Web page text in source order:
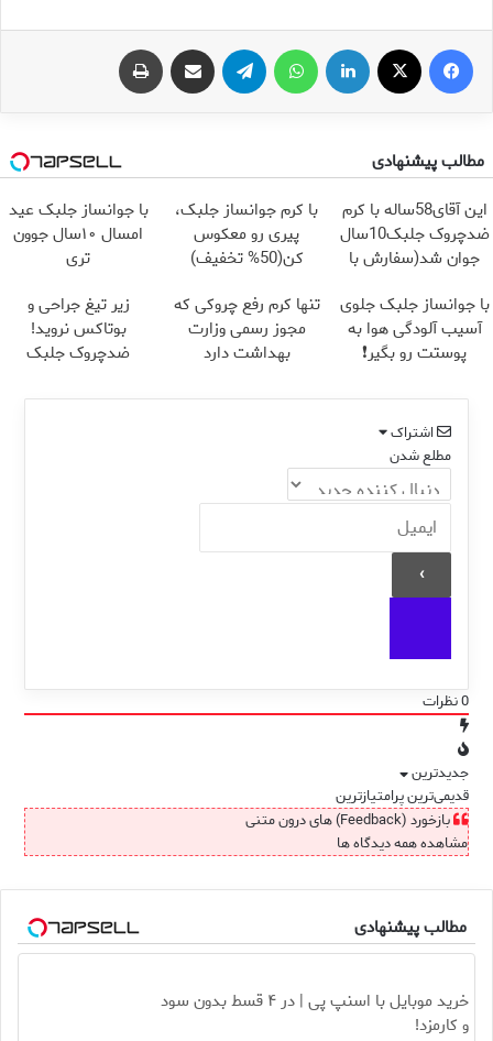
فیس بوک لینکدین تلگرام اشتراک گذاری از طریق ایمیل
مطالب پیشنهادی
این آقای58ساله با کرم
ضدچروک جلبک10سال
جوان شد(سفارش با
با کرم جوانساز جلبک،
پیری رو معکوس
کن(50% تخفیف)
با جوانساز جلبک عید
امسال ۱۰سال جوون
تری
با جوانساز جلبک جلوی
آسیب آلودگی هوا به
پوستت رو بگیر❗
تنها کرم رفع چروکی که
مجوز رسمی وزارت
بهداشت دارد
زیر تیغ جراحی و
بوتاکس نروید!
ضدچروک جلبک
اشتراک
مطلع شدن
0نظرات
جدیدترین
قدیمی‌ترینپرامتیازترین
بازخورد (Feedback) های درون متنی
مشاهده همه دیدگاه ها
مطالب پیشنهادی
خرید موبایل با اسنپ پی | در ۴ قسط بدون سود
و کارمزد!